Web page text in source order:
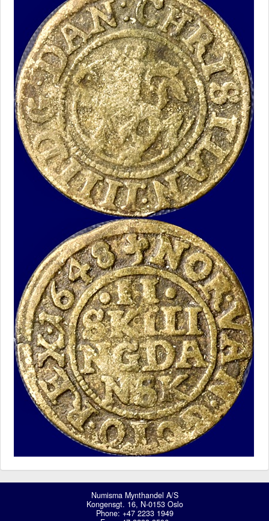
Numisma Mynthandel A/S
Kongensgt. 16, N-0153 Oslo
Phone: +47 2233 1949